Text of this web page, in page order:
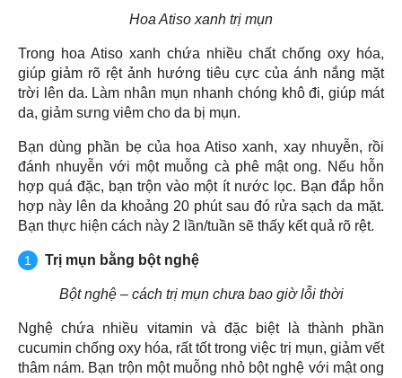
Hoa Atiso xanh trị mụn
Trong hoa Atiso xanh chứa nhiều chất chống oxy hóa,
giúp giảm rõ rệt ảnh hướng tiêu cực của ánh nắng mặt
trời lên da. Làm nhân mụn nhanh chóng khô đi, giúp mát
da, giảm sưng viêm cho da bị mụn.
Bạn dùng phần bẹ của hoa Atiso xanh, xay nhuyễn, rồi
đánh nhuyễn với một muỗng cà phê mật ong. Nếu hỗn
hợp quá đặc, bạn trộn vào một ít nước lọc. Bạn đắp hỗn
hợp này lên da khoảng 20 phút sau đó rửa sạch da mặt.
Bạn thực hiện cách này 2 lần/tuần sẽ thấy kết quả rõ rệt.
Trị mụn bằng bột nghệ
Bột nghệ – cách trị mụn chưa bao giờ lỗi thời
Nghệ chứa nhiều vitamin và đặc biệt là thành phần
cucumin chống oxy hóa, rất tốt trong việc trị mụn, giảm vết
thâm nám. Bạn trộn một muỗng nhỏ bột nghệ với mật ong